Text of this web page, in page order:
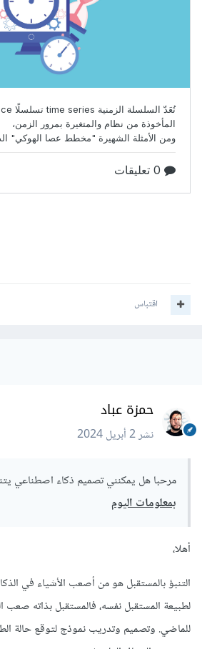
اقتباس
حمزة عباد
نشر2 أبريل 2024
مرحبا هل يمكنني تصميم ذكاء اصطناعي
بمعلومات اليوم
أهلا،
التنبؤ بالمستقبل هو من أصعب الأشياء في
لطبيعة المستقبل نفسه، فالمستقبل بذاته صعب
للماضي. وتصميم وتدريب نموذج لتوقع حالة